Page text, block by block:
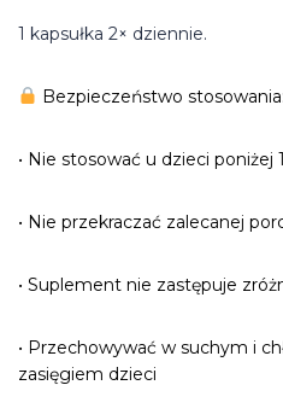
1 kapsułka 2× dziennie.
Bezpieczeństwo stosowania:
• Nie stosować u dzieci poniżej
• Nie przekraczać zalecanej
• Suplement nie zastępuje
• Przechowywać w suchym i
zasięgiem dzieci